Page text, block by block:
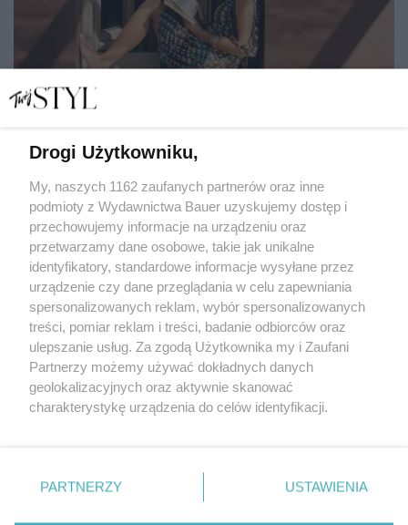
chwytają za serce i wyciskają łzy
EWA ANNA BARYŁKIEWICZ
KULTURA
POLITYKA PRYWATNOŚCI
Drogi Użytkowniku,
My, naszych 1162 zaufanych partnerów oraz inne
podmioty z Wydawnictwa Bauer uzyskujemy dostęp i
przechowujemy informacje na urządzeniu oraz
przetwarzamy dane osobowe, takie jak unikalne
identyfikatory, standardowe informacje wysyłane przez
urządzenie czy dane przeglądania w celu zapewniania
spersonalizowanych reklam, wybór spersonalizowanych
treści, pomiar reklam i treści, badanie odbiorców oraz
ulepszanie usług. Za zgodą Użytkownika my i Zaufani
Partnerzy możemy używać dokładnych danych
geolokalizacyjnych oraz aktywnie skanować
charakterystykę urządzenia do celów identyfikacji.
zmienić/wycofać klikając przycisk ustawień prywatności
znajdujący się w lewym dolnym rogu strony
PARTNERZY USTAWIENIA